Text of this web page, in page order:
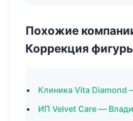
Похожие
Коррекция
Клиника Vita Diamond
ИП Velvet Care —